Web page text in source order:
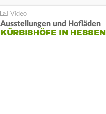
Ausstellungen und Hofläden
KÜRBISHÖFE IN HESSEN